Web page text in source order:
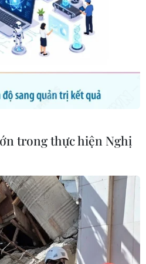
trong thực hiện Nghị